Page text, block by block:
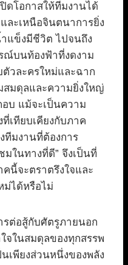
ปิดโอกาสให้ทีมงานได้
ละเหนือจินตนาการยิ่ง
แข็งมีชีวิต ไปจนถึง
ณ์บนท้องฟ้าที่งดงาม
วละครใหม่และฉาก
สมดุลและความยิ่งใหญ่
บ แม้จะเป็นความ
ที่เทียบเคียงกับภาค
ทีมงานที่ต้องการ
มในทางที่ดี” จึงเป็นที่
นี้จะตราตรึงใจและ
ม่ได้หรือไม่
รต่อสู้กับศัตรูภายนอก
จในสมดุลของทุกสรรพ
เพียงส่วนหนึ่งของพลัง